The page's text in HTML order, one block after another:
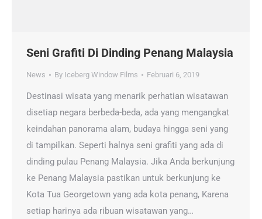
Seni Grafiti Di Dinding Penang Malaysia
News By Iceberg Window Films Februari 6, 2019
Destinasi wisata yang menarik perhatian wisatawan
disetiap negara berbeda-beda, ada yang mengangkat
keindahan panorama alam, budaya hingga seni yang
di tampilkan. Seperti halnya seni grafiti yang ada di
dinding pulau Penang Malaysia. Jika Anda berkunjung
ke Penang Malaysia pastikan untuk berkunjung ke
Kota Tua Georgetown yang ada kota penang, Karena
setiap harinya ada ribuan wisatawan yang…